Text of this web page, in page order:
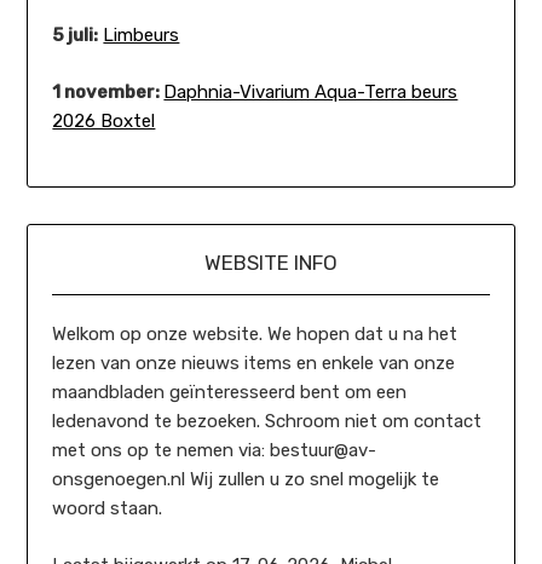
5 juli: Limbeurs
1 november: Daphnia-Vivarium Aqua-Terra beurs
2026 Boxtel
WEBSITE INFO
Welkom op onze website. We hopen dat u na het
lezen van onze nieuws items en enkele van onze
maandbladen geïnteresseerd bent om een
ledenavond te bezoeken. Schroom niet om contact
met ons op te nemen via: bestuur@av-
onsgenoegen.nl Wij zullen u zo snel mogelijk te
woord staan.